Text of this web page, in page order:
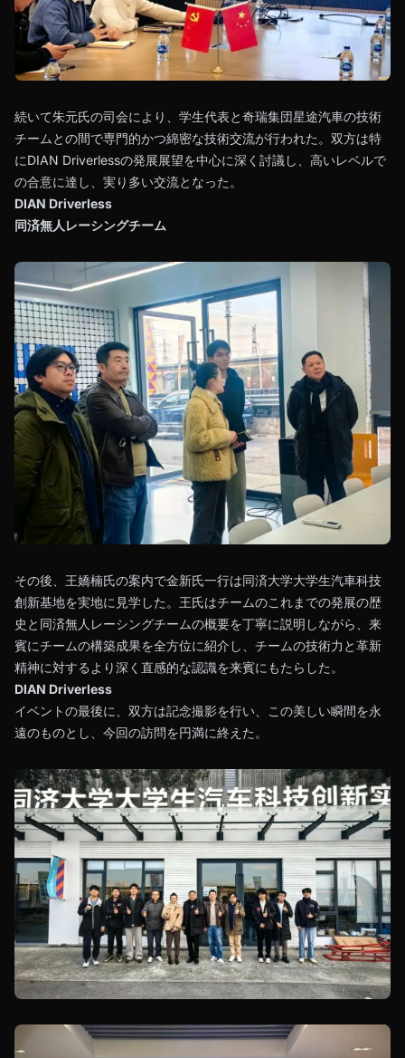
続いて朱元氏の司会により、学生代表と奇瑞集団星途汽車の技術
チームとの間で専門的かつ綿密な技術交流が行われた。双方は特
にDIAN Driverlessの発展展望を中心に深く討議し、高いレベルで
の合意に達し、実り多い交流となった。
DIAN Driverless
同済無人レーシングチーム
その後、王嬌楠氏の案内で金新氏一行は同済大学大学生汽車科技
創新基地を実地に見学した。王氏はチームのこれまでの発展の歴
史と同済無人レーシングチームの概要を丁寧に説明しながら、来
賓にチームの構築成果を全方位に紹介し、チームの技術力と革新
精神に対するより深く直感的な認識を来賓にもたらした。
DIAN Driverless
イベントの最後に、双方は記念撮影を行い、この美しい瞬間を永
遠のものとし、今回の訪問を円満に終えた。